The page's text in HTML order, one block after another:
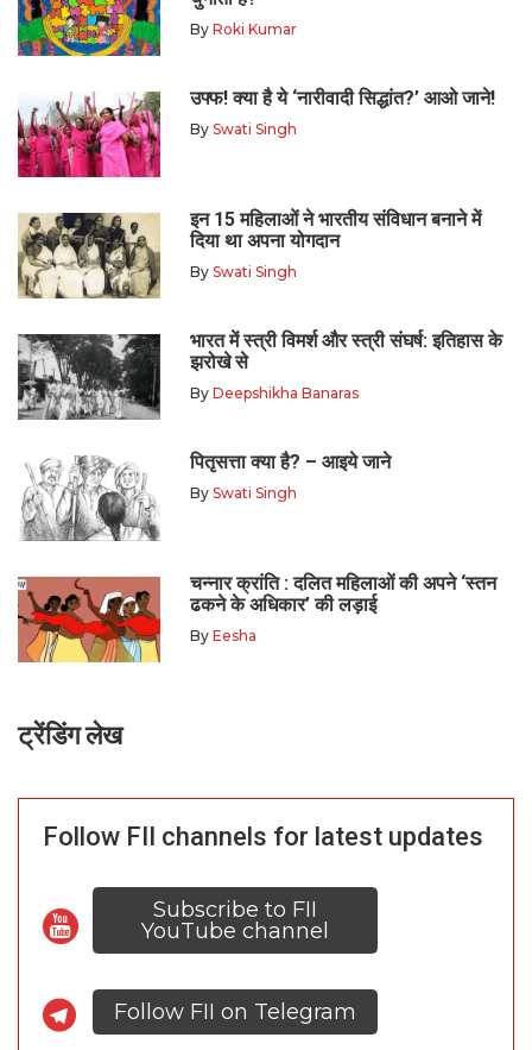
By Roki Kumar
उफ्फ! क्या है ये ‘नारीवादी सिद्धांत?’ आओ जाने!
By Swati Singh
इन 15 महिलाओं ने भारतीय संविधान बनाने में
दिया था अपना योगदान
By Swati Singh
भारत में स्त्री विमर्श और स्त्री संघर्ष: इतिहास के
झरोखे से
By Deepshikha Banaras
पितृसत्ता क्या है? – आइये जाने
By Swati Singh
चन्नार क्रांति : दलित महिलाओं की अपने ‘स्तन
ढकने के अधिकार’ की लड़ाई
By Eesha
ट्रेंडिंग लेख
Follow FII channels for latest updates
Subscribe to FII
YouTube channel
Follow FII on Telegram